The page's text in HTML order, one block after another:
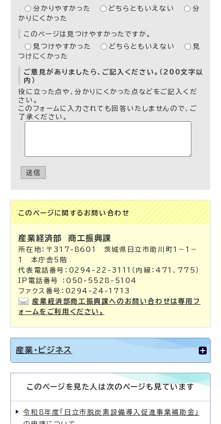
分かりやすかった
どちらともいえない
分
かりにくかった
このページは見つけやすかったですか。
見つけやすかった
どちらともいえない
見
つけにくかった
ご意見がありましたら、ご記入ください。（200文字以
内）
役に立った点や、分かりにくかった点などをご記入くだ
さい。
このフォームに入力されても回答いたしませんので、ご
了承ください。
送信
このページに関する お問い合わせ
産業経済部商工振興課
所在地：〒317-8601 茨城県日立市助川町1－1－
1 本庁舎5階
代表電話番号：0294-22-3111（内線：471、775）
IP電話番号 ：050-5528-5104
ファクス番号：0294-24-1713
産業経済部商工振興課へのお問い合わせは専用フ
ォームをご利用ください。
産業・ビジネス
このページを見た人は次のページも見ています
令和8年度「日立市脱炭素設備導入促進事業補助金」